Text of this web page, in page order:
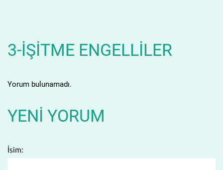
3-İŞITME ENGELLILER
Yorum bulunamadı.
YENI YORUM
İsim: